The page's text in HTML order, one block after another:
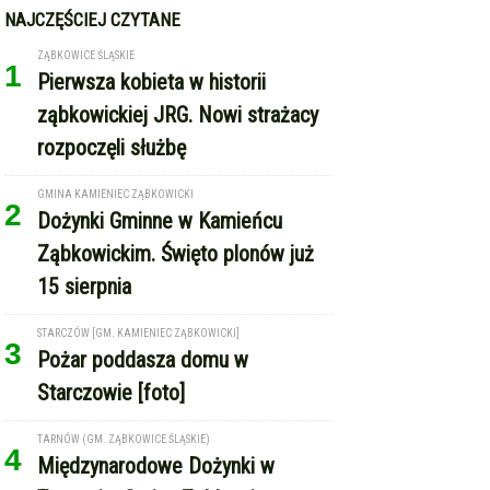
NAJCZĘŚCIEJ CZYTANE
1
ZĄBKOWICE ŚLĄSKIE
Pierwsza kobieta w historii
ząbkowickiej JRG. Nowi strażacy
rozpoczęli służbę
2
GMINA KAMIENIEC ZĄBKOWICKI
Dożynki Gminne w Kamieńcu
Ząbkowickim. Święto plonów już
15 sierpnia
3
STARCZÓW [GM. KAMIENIEC ZĄBKOWICKI]
Pożar poddasza domu w
Starczowie [foto]
4
TARNÓW (GM. ZĄBKOWICE ŚLĄSKIE)
Międzynarodowe Dożynki w